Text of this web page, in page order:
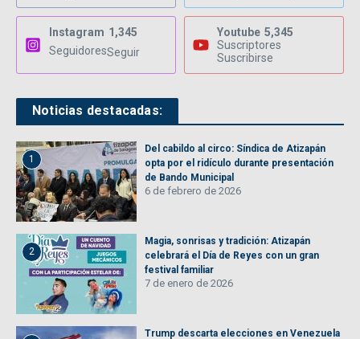
Instagram 1,345
SeguidoresSeguir
Youtube 5,345
Suscriptores
Suscribirse
Noticias destacadas:
1
Del cabildo al circo: Síndica de Atizapán
opta por el ridículo durante presentación
de Bando Municipal
6 de febrero de 2026
2
Magia, sonrisas y tradición: Atizapán
celebrará el Día de Reyes con un gran
festival familiar
7 de enero de 2026
Trump descarta elecciones en Venezuela